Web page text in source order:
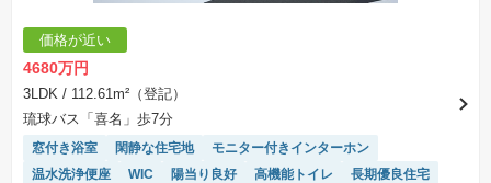
価格が近い
4680万円
3LDK / 112.61m²（登記）
琉球バス「喜名」歩7分
窓付き浴室 閑静な住宅地
モニター付きインターホン
温水洗浄便座
WIC 陽当り良好 高機能トイレ
長期優良住宅